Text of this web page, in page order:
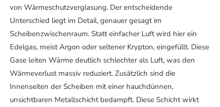
von Wärmeschutzverglasung. Der entscheidende
Unterschied liegt im Detail, genauer gesagt im
Scheibenzwischenraum. Statt einfacher Luft wird hier ein
Edelgas, meist Argon oder seltener Krypton, eingefüllt. Diese
Gase leiten Wärme deutlich schlechter als Luft, was den
Wärmeverlust massiv reduziert. Zusätzlich sind die
Innenseiten der Scheiben mit einer hauchdünnen,
unsichtbaren Metallschicht bedampft. Diese Schicht wirkt